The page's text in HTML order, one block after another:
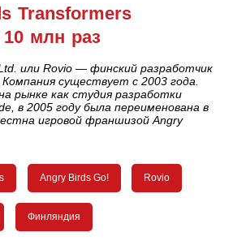
Transformers
10 млн раз
или Rovio — финский разработчик
существует с 2003 года.
рынке как студия разработки
в 2005 году была переименована в
игровой франшизой Angry
Angry Birds Go! Rovio
Финляндия